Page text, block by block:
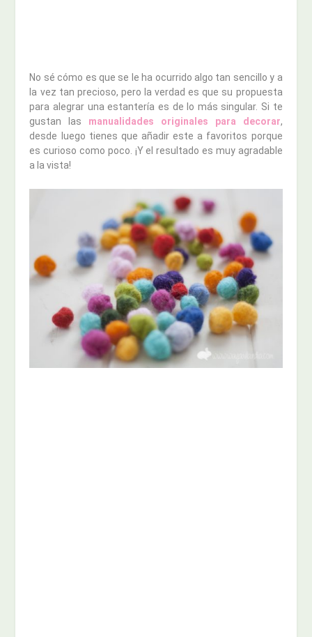
No sé cómo es que se le ha ocurrido algo tan sencillo y a
la vez tan precioso, pero la verdad es que su propuesta
para alegrar una estantería es de lo más singular. Si te
gustan las manualidades originales para decorar,
desde luego tienes que añadir este a favoritos porque
es curioso como poco. ¡Y el resultado es muy agradable
a la vista!